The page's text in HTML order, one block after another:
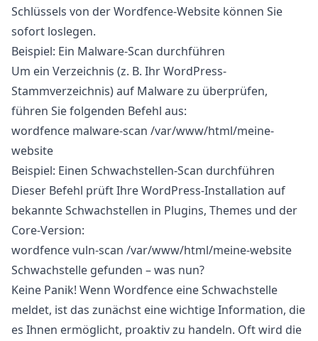
Schlüssels von derWordfence-Website können Sie
sofort loslegen.
Beispiel: Ein Malware-Scan durchführen
Um ein Verzeichnis (z. B. Ihr WordPress-
Stammverzeichnis) auf Malware zu überprüfen,
führen Sie folgenden Befehl aus:
wordfence malware-scan /var/www/html/meine-
website
Beispiel: Einen Schwachstellen-Scan durchführen
Dieser Befehl prüft Ihre WordPress-Installation auf
bekannte Schwachstellen in Plugins, Themes und der
Core-Version:
wordfence vuln-scan /var/www/html/meine-website
Schwachstelle gefunden – was nun?
Keine Panik! Wenn Wordfence eine Schwachstelle
meldet, ist das zunächst eine wichtige Information, die
es Ihnen ermöglicht, proaktiv zu handeln. Oft wird die